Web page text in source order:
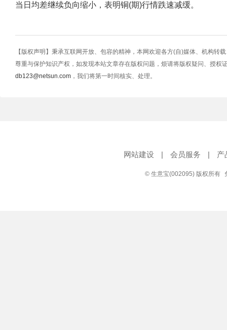
当日均差继续负向缩小，表明铜(期)行情跌速减缓。
【版权声明】秉承互联网开放、包容的精神，本网欢迎各方(自)媒体、机构转
尊重与保护知识产权，如发现本站文章存在版权问题，烦请将版权疑问、授权
db123@netsun.com ，我们将第一时间核实、处理。
网站建设 | 会员服务 | 产
© 生意宝(002095) 版权所有